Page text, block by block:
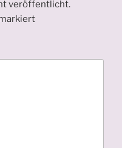
veröffentlicht.